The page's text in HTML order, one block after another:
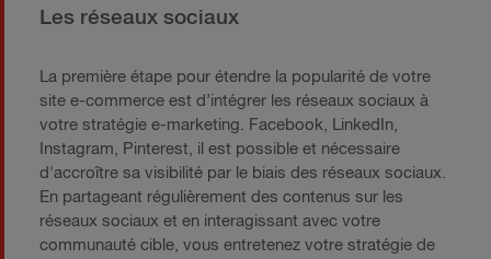
Les réseaux sociaux
La première étape pour étendre la popularité de votre
site e-commerce est d’intégrer les réseaux sociaux à
votre stratégie e-marketing. Facebook, LinkedIn,
Instagram, Pinterest, il est possible et nécessaire
d'accroître sa visibilité par le biais des réseaux sociaux.
En partageant régulièrement des contenus sur les
réseaux sociaux et en interagissant avec votre
communauté cible, vous entretenez votre stratégie de